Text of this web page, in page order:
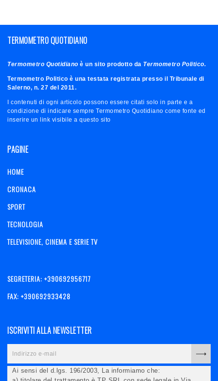
TERMOMETRO QUOTIDIANO
Termometro Quotidiano è un sito prodotto da Termometro Politico.
Termometro Politico è una testata registrata presso il Tribunale di
Salerno, n. 27 del 2011.
I contenuti di ogni articolo possono essere citati solo in parte e a
condizione di indicare sempre Termometro Quotidiano come fonte ed
inserire un link visibile a questo sito
PAGINE
HOME
CRONACA
SPORT
TECNOLOGIA
TELEVISIONE, CINEMA E SERIE TV
SEGRETERIA: +390692956717
FAX: +390692933428
ISCRIVITI ALLA NEWSLETTER
Ai sensi del d.lgs. 196/2003, La informiamo che: